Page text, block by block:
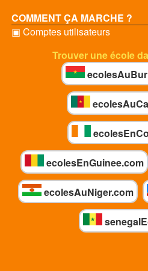
COMMENT ÇA MARCHE ?
▣ Comptes utilisateurs
Trouver une école
ecolesEnGuinee.com
ecolesAuNiger.com